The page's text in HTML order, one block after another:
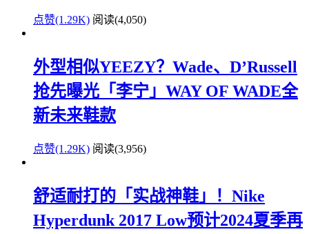
点赞(1.29K) 阅读(4,050)
外型相似YEEZY？Wade、D’Russell
抢先曝光「李宁」WAY OF WADE全
新未来鞋款
点赞(1.29K) 阅读(3,956)
舒适耐打的「实战神鞋」！Nike
Hyperdunk 2017 Low预计2024夏季再